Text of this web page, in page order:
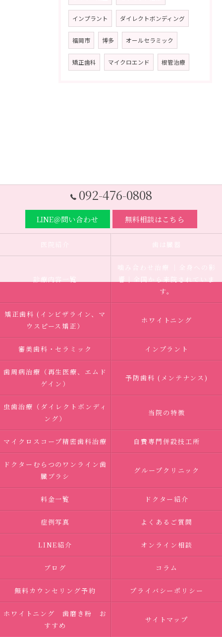
インプラント ダイレクトボンディング
福岡市 博多 オールセラミック
矯正歯科 マイクロエンド 根管治療
092-476-0808
LINE＠問い合わせ 無料相談はこちら
医院紹介 歯は臓器
診療内容一覧
噛み合わせ治療 ｜全身への影
響｜全国から来院されていま
す。
矯正歯科 (インビザライン、マ
ウスピース矯正）
ホワイトニング
審美歯科・セラミック インプラント
歯周病治療（再生医療、エムド
ゲイン）
予防歯科 (メンテナンス)
虫歯治療（ダイレクトボンディ
ング）
当院の特徴
マイクロスコープ精密歯科治療 自費専門併設技工所
ドクターむらつのワンライン歯
臓ブラシ
グループクリニック
料金一覧 ドクター紹介
症例写真 よくあるご質問
LINE紹介 オンライン相談
ブログ コラム
無料カウンセリング予約 プライバシーポリシー
ホワイトニング 歯磨き粉 お
すすめ
サイトマップ